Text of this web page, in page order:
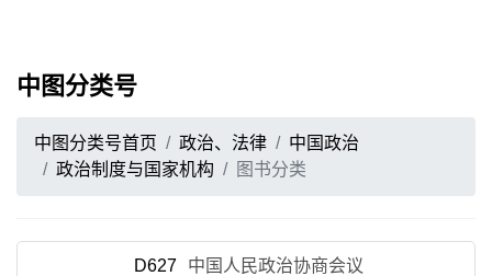
中图分类号
中图分类号首页 政治、法律
中国政治
政治制度与国家机构
图书分类
D627 中国人民政治协商会议